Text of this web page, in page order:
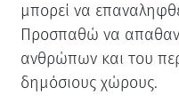
μπορεί να
Προσπαθώ να
ανθρώπων και του
δημόσιους χώρους.